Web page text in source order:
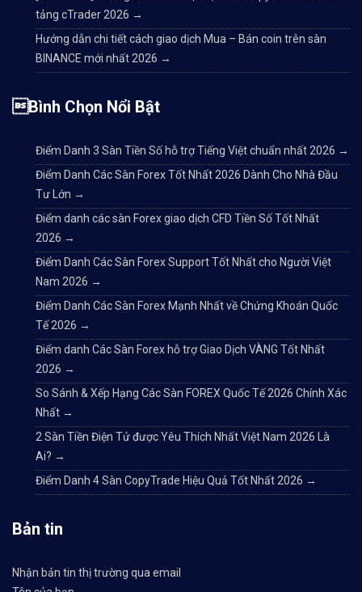
tảng cTrader 2026 →
Hướng dẫn chi tiết cách giao dịch Mua – Bán coin trên sàn
BINANCE mới nhất 2026 →
Bình Chọn Nổi Bật
Điểm Danh 3 Sàn Tiền Số hỗ trợ Tiếng Việt chuẩn nhất 2026 →
Điểm Danh Các Sàn Forex Tốt Nhất 2026 Dành Cho Nhà Đầu
Tư Lớn →
Điểm danh các sàn Forex giao dịch CFD Tiền Số Tốt Nhất
2026 →
Điểm Danh Các Sàn Forex Support Tốt Nhất cho Người Việt
Nam 2026 →
Điểm Danh Các Sàn Forex Mạnh Nhất về Chứng Khoán Quốc
Tế 2026 →
Điểm danh Các Sàn Forex hỗ trợ Giao Dịch VÀNG Tốt Nhất
2026 →
So Sánh & Xếp Hạng Các Sàn FOREX Quốc Tế 2026 Chính Xác
Nhất →
2 Sàn Tiền Điện Tử được Yêu Thích Nhất Việt Nam 2026 Là
Ai? →
Điểm Danh 4 Sàn CopyTrade Hiệu Quả Tốt Nhất 2026 →
Bản tin
Nhận bản tin thị trường qua email